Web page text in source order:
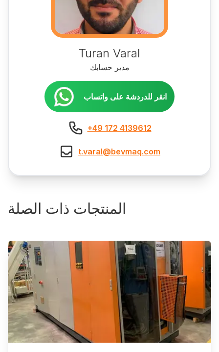
Turan Varal
مدير حسابك
انقر للدردشة على واتساب
+49 172 4139612
t.varal@bevmaq.com
المنتجات ذات الصلة